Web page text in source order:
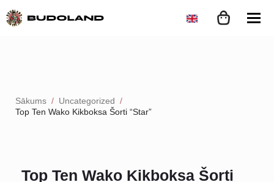
Sākums
Uncategorized
Top Ten Wako Kikboksa Šorti “Star”
Top Ten Wako Kikboksa Šorti